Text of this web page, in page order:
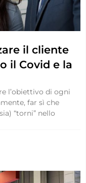
il cliente
il Covid e la
l’obiettivo di ogni
far sì che
“torni” nello